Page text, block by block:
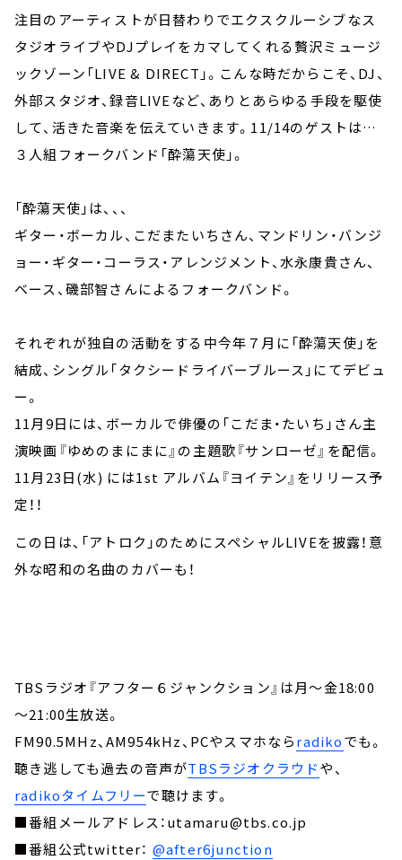
注目のアーティストが日替わりでエクスクルーシブなス
タジオライブやDJプレイをカマしてくれる贅沢ミュージ
ックゾーン「LIVE & DIRECT」。こんな時だからこそ、DJ、
外部スタジオ、録音LIVEなど、ありとあらゆる手段を駆使
して、活きた音楽を伝えていきます。11/14のゲストは…
３人組フォークバンド「酔蕩天使」。
「酔蕩天使」は、、、
ギター・ボーカル、こだまたいちさん、マンドリン・バンジ
ョー・ギター・コーラス・アレンジメント、水永康貴さん、
ベース、磯部智さんによるフォークバンド。
それぞれが独自の活動をする中今年７月に「酔蕩天使」を
結成、シングル「タクシードライバーブルース」にてデビュ
ー。
11月9日には、ボーカルで俳優の「こだま・たいち」さん主
演映画『ゆめのまにまに』の主題歌『サンローゼ』を配信。
11月23日(水) には1st アルバム『ヨイテン』をリリース予
定！！
この日は、「アトロク」のためにスペシャルLIVEを披露！意
外な昭和の名曲のカバーも！
TBSラジオ『アフター６ジャンクション』は月～金18:00
～21:00生放送。
FM90.5MHz、AM954kHz、PCやスマホならradikoでも。
聴き逃しても過去の音声がTBSラジオクラウドや、
radikoタイムフリーで聴けます。
■番組メールアドレス：utamaru@tbs.co.jp
■番組公式twitter： @after6junction